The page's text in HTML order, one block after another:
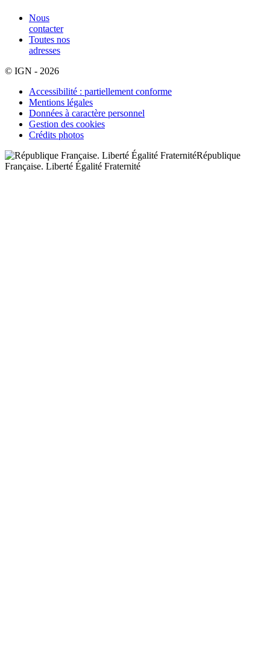
Nous
contacter
Toutes nos
adresses
© IGN - 2026
Accessibilité : partiellement conforme
Mentions légales
Données à caractère personnel
Gestion des cookies
Crédits photos
République
Française. Liberté Égalité Fraternité